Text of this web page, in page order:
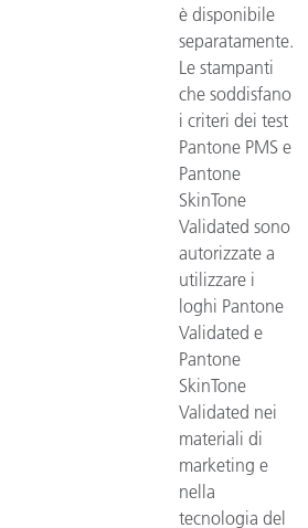
è disponibile
separatamente.
Le stampanti
che soddisfano
i criteri dei test
Pantone PMS e
Pantone
SkinTone
Validated sono
autorizzate a
utilizzare i
loghi Pantone
Validated e
Pantone
SkinTone
Validated nei
materiali di
marketing e
nella
tecnologia del